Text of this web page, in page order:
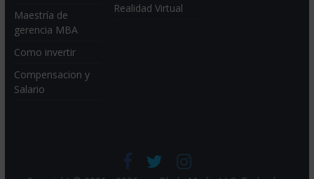
Maestría de
gerencia MBA
Como invertir
Compensacion y
Salario
Realidad Virtual